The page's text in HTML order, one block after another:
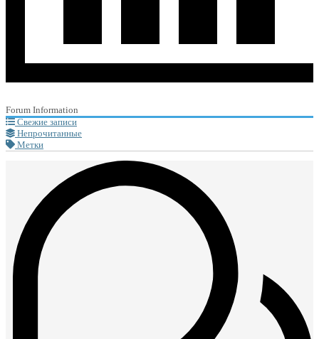
Forum Information
Свежие записи
Непрочитанные
Метки